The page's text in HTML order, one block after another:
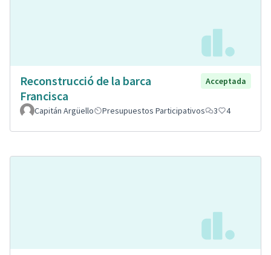
Reconstrucció de la barca
Francisca
Acceptada
Capitán Argüello Presupuestos Participativos 3 4